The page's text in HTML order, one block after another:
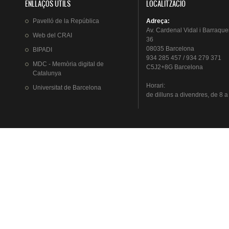
ENLLAÇOS ÚTILS
Pavelló de la República
Web del CRAI
BIPADI
MDC - Memòria digital de
Catalunya
Universitat de Barcelona
LOCALITZACIÓ
Adreça:
Av. Cardenal Vidal i
36
08035 Barcelona
934 285 457 / 934 279 371
C5J2+8G Barcelona
Horari:
de dillunsa divendres, de 8